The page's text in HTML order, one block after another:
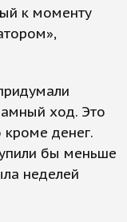
к моменту
ход. Это
кроме денег.
бы меньше
неделей